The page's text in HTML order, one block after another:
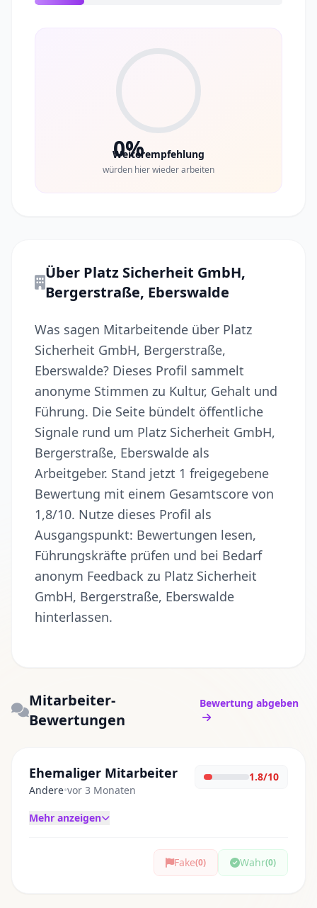
0%
Weiterempfehlung
würden hier wieder arbeiten
Über Platz Sicherheit GmbH,
Bergerstraße, Eberswalde
Was sagen Mitarbeitende über Platz
Sicherheit GmbH, Bergerstraße,
Eberswalde? Dieses Profil sammelt
anonyme Stimmen zu Kultur, Gehalt und
Führung. Die Seite bündelt öffentliche
Signale rund um Platz Sicherheit GmbH,
Bergerstraße, Eberswalde als
Arbeitgeber. Stand jetzt 1 freigegebene
Bewertung mit einem Gesamtscore von
1,8/10. Nutze dieses Profil als
Ausgangspunkt: Bewertungen lesen,
Führungskräfte prüfen und bei Bedarf
anonym Feedback zu Platz Sicherheit
GmbH, Bergerstraße, Eberswalde
hinterlassen.
Mitarbeiter-
Bewertungen
Bewertung abgeben
Ehemaliger Mitarbeiter
Andere•vor 3 Monaten
1.8/10
Mehr anzeigen
Fake(0) Wahr(0)